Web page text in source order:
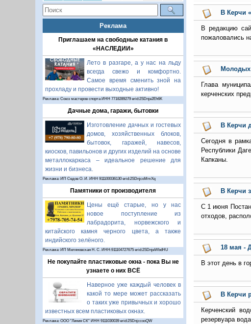
Реклама
Приглашаем на свободные катания в
«НАСЛЕДИИ»
Лето в разгаре, а у нас на льду
всегда свежо и комфортно.
Самое время сменить зной на
прохладу и провести выходные активно!
Реклама: Союз мастеров спорта ИНН 7718289279 erid:2SDnje2Eh6K
Дачные дома, гаражи, бытовки
Изготовление дачных и гостевых
домов, хозяйственных блоков,
бытовок, гаражей, навесов,
киосков, павильонов и других изделий на основе
металлокаркаса – идеальное решение для
жизни и бизнеса.
Реклама: ИП Седов О. И. ИНН 911100036130 erid:2SDnjcoMmXq
Памятники от производителя
Цены ещё старые, но у нас
новое поступление из
лабрадорита, норвежского и
китайского камня черного цвета, а также
индийского зелёного.
Реклама: ИП Миляновская Н. С. ИНН:911104727675 erid:2SDnjeWbdHU
Не покупайте пластиковые окна - пока Вы не
узнаете о них ВСЁ
Наверное уже каждый человек в
какой то мере может рассказать
о таких уже привычных и хорошо
известных всем пластиковых окнах.
Реклама: ООО "Линия СК" ИНН 9111030039 erid:2SDnjccooQW
В Керчи
В редакцию
пожаловались
Молодых
Глава
керченских
В Керчи
Сегодня в
Республики
Капканы.
В Керчи
С 1 июня
отходов,
18 мая -
В этот день в
В Керчи
Керченский
резервуара